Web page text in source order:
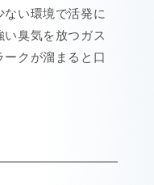
い環境で活発に
臭気を放つガス
ークが溜まると口